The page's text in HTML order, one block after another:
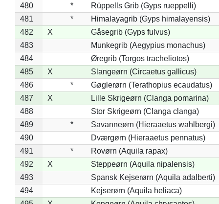
480
*
Rüppells Grib (Gyps rueppelli)
481
*
Himalayagrib (Gyps himalayensis)
482
X
Gåsegrib (Gyps fulvus)
483
Munkegrib (Aegypius monachus)
484
Øregrib (Torgos tracheliotos)
485
X
Slangeørn (Circaetus gallicus)
486
*
Gøglerørn (Terathopius ecaudatus)
487
X
Lille Skrigeørn (Clanga pomarina)
488
Stor Skrigeørn (Clanga clanga)
489
*
Savanneørn (Hieraaetus wahlbergi)
490
Dværgørn (Hieraaetus pennatus)
491
*
Rovørn (Aquila rapax)
492
X
Steppeørn (Aquila nipalensis)
493
Spansk Kejserørn (Aquila adalberti)
494
Kejserørn (Aquila heliaca)